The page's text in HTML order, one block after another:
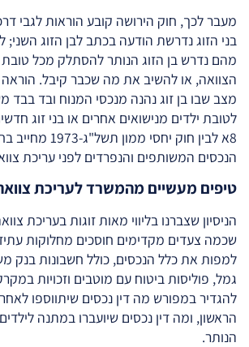
מעבר לכך, חוק הירושה קובע הוראות לגבי
בני הזוג נדרשת הודעה בכתב לבן הזוג
מהם נדרש בן הזוג הנותר להסתלק מכל
הצוואה, או להשיב את מה שכבר קיבל. הוראה
מצב שבו בן זוג נהנה מנכסי המנוח ובד בבד
לטובת ילדים מנישואים אחרים או בני זוג
8א לבין חוק יחסי
הנכסים המשותפים והנפרדים לפני עריכת
טיפים מעשיים מהמשרד לעריכת
הניסיון שצברנו בליווי מאות זוגות בעריכת
שכמה צעדים מקדימים חוסכים מחלוקות
למפות את כלל הנכסים, כולל חשבונות בנק
גמל, פוליסות ביטוח עם מוטבים וזכויות
להגדיר במפורש מה דין נכסים שיתווספו
הראשון, ומה דין נכסים שיועברו במתנה
הנותר.